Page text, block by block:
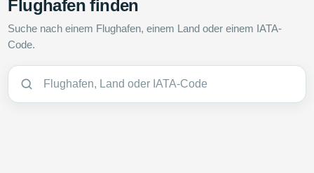
Flughafen finden
Suche nach einem Flughafen, einem Land oder einem IATA-
Code.